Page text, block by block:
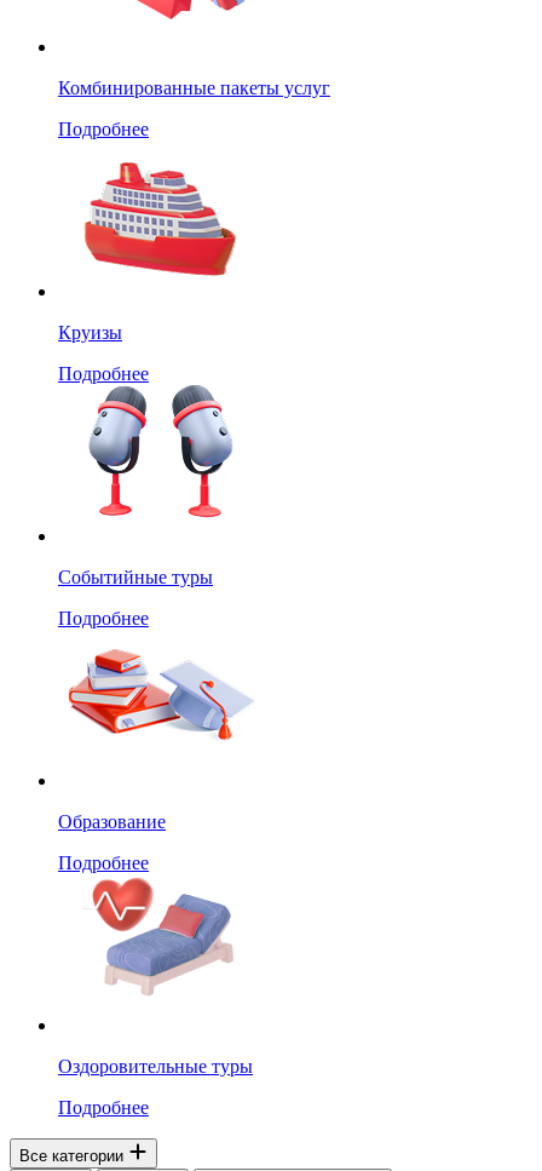
Комбинированные пакеты услуг
Подробнее
Круизы
Подробнее
Событийные туры
Подробнее
Образование
Подробнее
Оздоровительные туры
Подробнее
Все категории